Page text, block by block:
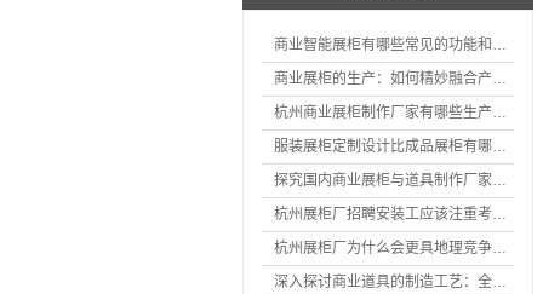
商业智能展柜有哪些常见的功能和神奇之处
商业展柜的生产：如何精妙融合产品特性的艺术探索
杭州商业展柜制作厂家有哪些生产的优势？
服装展柜定制设计比成品展柜有哪些优势
探究国内商业展柜与道具制作厂家的技术实力如何
杭州展柜厂招聘安装工应该注重考核哪些方面技能
杭州展柜厂为什么会更具地理竞争优势？
深入探讨商业道具的制造工艺：全面分析从设计到维护的各个环节。